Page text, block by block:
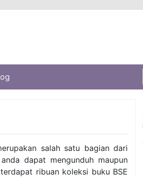
salah satu bagian dari
dapat mengunduh maupun
ribuan koleksi buku BSE